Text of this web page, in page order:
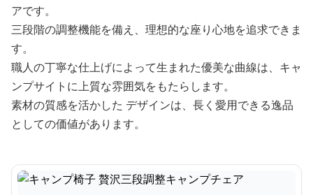
アです。
三段階の調整機能を備え、理想的な座り心地を追求できま
す。
職人の丁寧な仕上げによって生まれた優美な曲線は、キャ
ンプサイトに上質な雰囲気をもたらします。
素材の質感を活かした デザインは、長く愛用できる逸品
としての価値があります。